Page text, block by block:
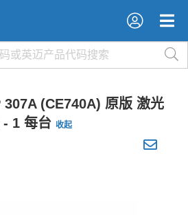
×
×
(CE740A) 原版 激光
1 每台 收起